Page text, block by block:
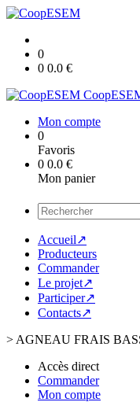
0
0 0.0 €
Mon compte
0
Favoris
0 0.0 €
Mon panier
Accueil↗
Producteurs
Commander
Le projet↗
Participer↗
Contacts↗
> AGNEAU FRAIS
Accès direct
Commander
Mon compte